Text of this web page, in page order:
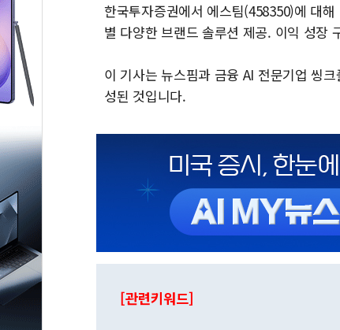
한국투자증권에서 에스팀(458350)에 대
별 다양한 브랜드 솔루션 제공. 이익 성장
이 기사는 뉴스핌과 금융 AI 전문기업 씽
성된 것입니다.
[관련키워드]